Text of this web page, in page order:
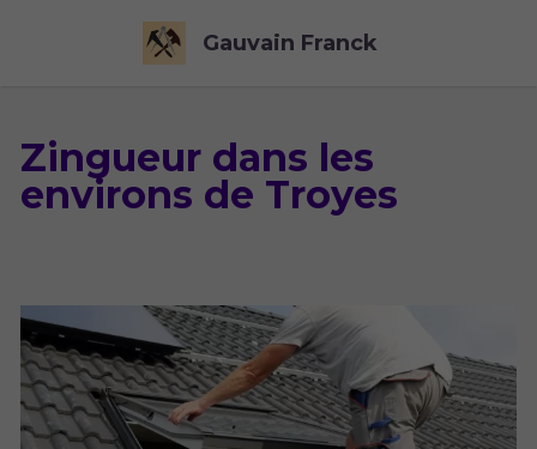
Gauvain Franck
Zingueur dans les
environs de Troyes